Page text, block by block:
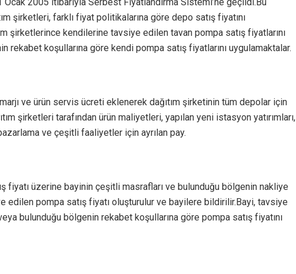
şirketleri, farklı fiyat politikalarına göre depo satış fiyatını
şirketlerince kendilerine tavsiye edilen tavan pompa satış fiyatlarını
rekabet koşullarına göre kendi pompa satış fiyatlarını uygulamaktalar.
ve ürün servis ücreti eklenerek dağıtım şirketinin tüm depolar için
şirketleri tarafından ürün maliyetleri, yapılan yeni istasyon yatırımları,
ve çeşitli faaliyetler için ayrılan pay.
fiyatı üzerine bayinin çeşitli masrafları ve bulunduğu bölgenin nakliye
edilen pompa satış fiyatı oluşturulur ve bayilere bildirilir.Bayi, tavsiye
bulunduğu bölgenin rekabet koşullarına göre pompa satış fiyatını